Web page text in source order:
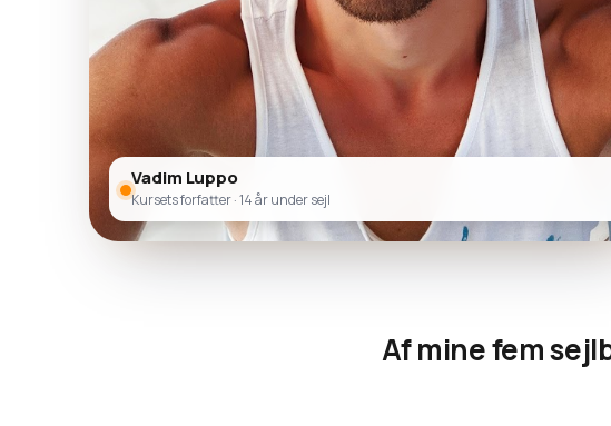
Vadim Luppo
Kursets forfatter · 14 år under sejl
Af mine fem